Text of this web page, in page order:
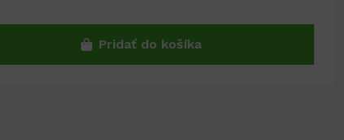
Pridať do košíka